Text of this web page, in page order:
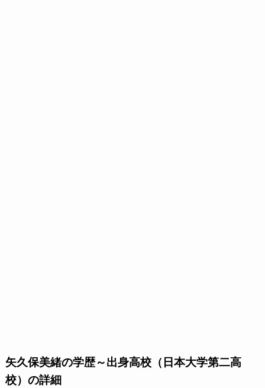
矢久保美緒の学歴～出身高校（日本大学第二高
校）の詳細